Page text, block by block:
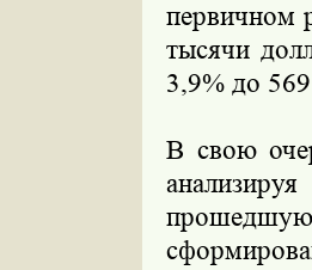
первичном
тысячи
3,9% до
В свою